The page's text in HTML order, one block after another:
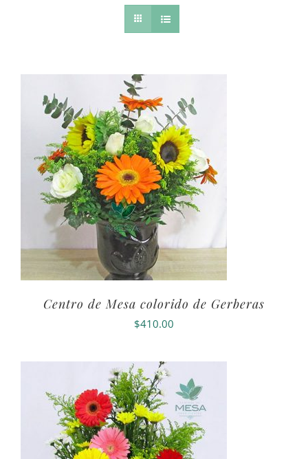
Centro de Mesa colorido de Gerberas
$410.00